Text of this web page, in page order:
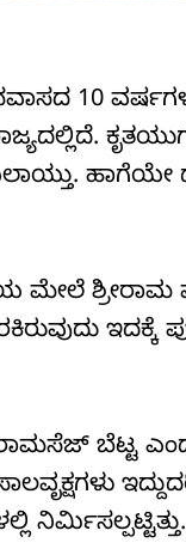
10
ಹಾಗೆಯೇ
ಶ್ರೀರಾಮ
ಇದಕ್ಕೆ
ಬೆಟ್ಟ